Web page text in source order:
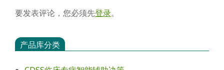
要发表评论，您必须先登录。
产品库分类